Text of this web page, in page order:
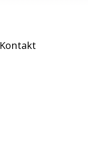
Kontakt